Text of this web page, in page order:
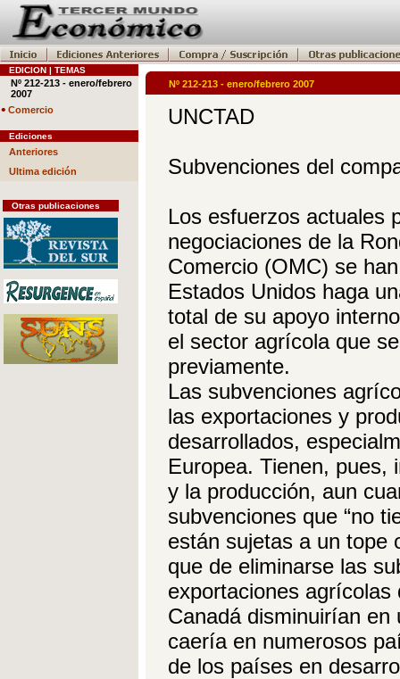
EDICION | TEMAS
Nº 212-213 - enero/febrero
2007
• Comercio
Ediciones
Anteriores
Ultima edición
Otras publicaciones
Nº 212-213 - enero/febrero 2007
UNCTAD
Subvenciones del
Los esfuerzos actuales
negociaciones de la
Comercio (OMC) se
Estados Unidos haga
total de su apoyo
el sector agrícola que
previamente.
Las subvenciones
las exportaciones y
desarrollados,
Europea. Tienen, pues,
y la producción, aun
subvenciones que “no
están sujetas a un tope
que de eliminarse las
exportaciones
Canadá disminuirían
caería en numerosos
de los países en